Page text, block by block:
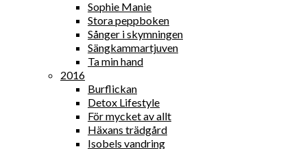
Sophie Manie
Stora peppboken
Sånger i skymningen
Sängkammartjuven
Ta min hand
2016
Burflickan
Detox Lifestyle
För mycket av allt
Häxans trädgård
Isobels vandring